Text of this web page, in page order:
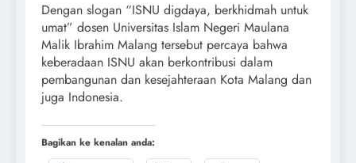
Dengan slogan “ISNU digdaya, berkhidmah untuk
umat” dosen Universitas Islam Negeri Maulana
Malik Ibrahim Malang tersebut percaya bahwa
keberadaan ISNU akan berkontribusi dalam
pembangunan dan kesejahteraan Kota Malang dan
juga Indonesia.
Bagikan ke kenalan anda: